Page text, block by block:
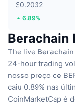
$0.2032
6.89%
Berachain
The live
24-hour trading
nosso preço de
caiu 0.89% nas
CoinMarketCap é